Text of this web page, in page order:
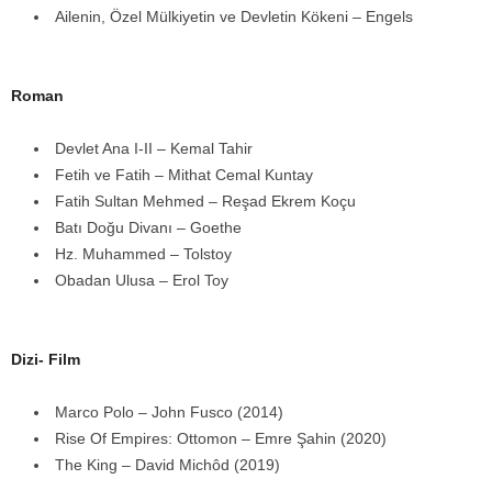
Ailenin, Özel Mülkiyetin ve Devletin Kökeni – Engels
Roman
Devlet Ana I-II – Kemal Tahir
Fetih ve Fatih – Mithat Cemal Kuntay
Fatih Sultan Mehmed – Reşad Ekrem Koçu
Batı Doğu Divanı – Goethe
Hz. Muhammed – Tolstoy
Obadan Ulusa – Erol Toy
Dizi- Film
Marco Polo – John Fusco (2014)
Rise Of Empires: Ottomon – Emre Şahin (2020)
The King – David Michôd (2019)